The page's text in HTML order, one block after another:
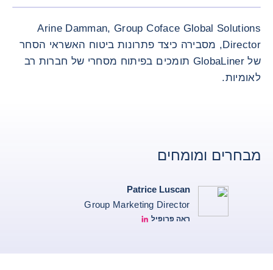
Arine Damman, Group Coface Global Solutions
Director, מסבירה כיצד פתרונות ביטוח האשראי הסחר
של GlobaLiner תומכים בפיתוח מסחרי של חברות רב
לאומיות.
מבחרים ומומחים
Patrice Luscan
Group Marketing Director
ראה פרופיל
Patrice Luscan Linkedin Profile